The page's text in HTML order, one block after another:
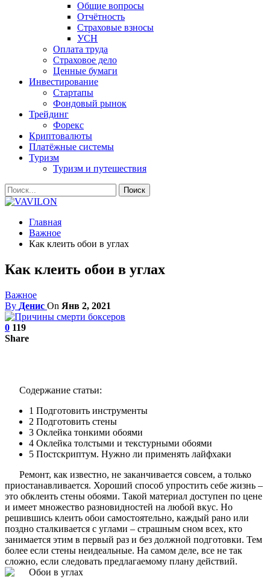
Общие вопросы
Отчётность
Страховые взносы
УСН
Оплата труда
Страховое дело
Ценные бумаги
Инвестирование
Стартапы
Фондовый рынок
Трейдинг
Форекс
Криптовалюты
Платёжные системы
Туризм
Туризм и путешествия
Главная
Важное
Как клеить обои в углах
Как клеить обои в углах
Важное
By Денис On Янв 2, 2021
0 119
Share
Содержание статьи:
1 Подготовить инструменты
2 Подготовить стены
3 Оклейка тонкими обоями
4 Оклейка толстыми и текстурными обоями
5 Постскриптум. Нужно ли применять лайфхаки
Ремонт, как известно, не заканчивается совсем, а только
приостанавливается. Хороший способ упростить себе жизнь –
это обклеить стены обоями. Такой материал доступен по цене
и имеет множество разновидностей на любой вкус. Но
решившись клеить обои самостоятельно, каждый рано или
поздно сталкивается с углами – страшным сном всех, кто
занимается этим в первый раз и без должной подготовки. Тем
более если стены неидеальные. На самом деле, все не так
сложно, если следовать предлагаемому плану действий.